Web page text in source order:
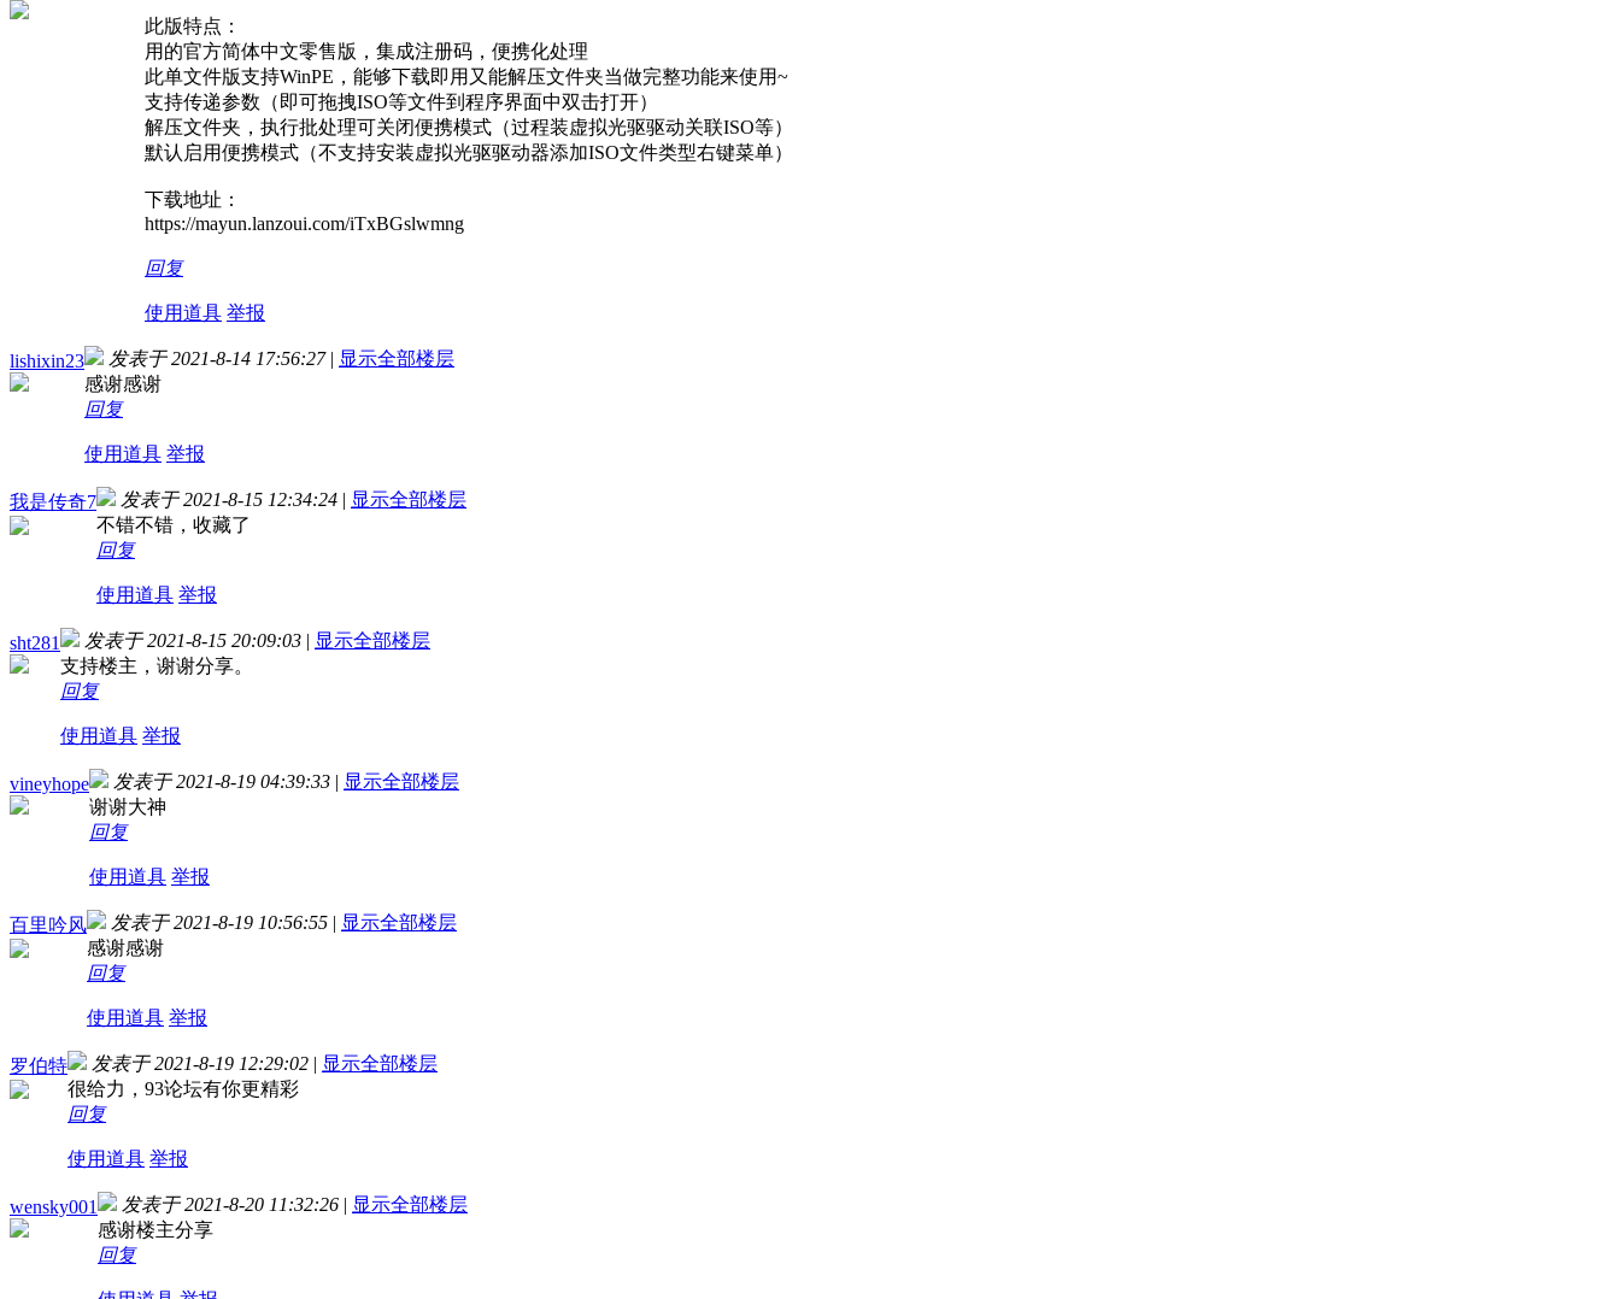
此版特点：
用的官方简体中文零售版，集成注册码，便携化处理
此单文件版支持WinPE，能够下载即用又能解压文件夹当做完整功能来使用~
支持传递参数（即可拖拽ISO等文件到程序界面中双击打开）
解压文件夹，执行批处理可关闭便携模式（过程装虚拟光驱驱动关联ISO等）
默认启用便携模式（不支持安装虚拟光驱驱动器添加ISO文件类型右键菜单）
下载地址：
https://mayun.lanzoui.com/iTxBGslwmng
回复
使用道具 举报
lishixin23 发表于 2021-8-14 17:56:27 | 显示全部楼层
感谢感谢
回复
使用道具 举报
我是传奇7 发表于 2021-8-15 12:34:24 | 显示全部楼层
不错不错，收藏了
回复
使用道具 举报
sht281 发表于 2021-8-15 20:09:03 | 显示全部楼层
支持楼主，谢谢分享。
回复
使用道具 举报
vineyhope 发表于 2021-8-19 04:39:33 | 显示全部楼层
谢谢大神
回复
使用道具 举报
百里吟风 发表于 2021-8-19 10:56:55 | 显示全部楼层
感谢感谢
回复
使用道具 举报
罗伯特 发表于 2021-8-19 12:29:02 | 显示全部楼层
很给力，93论坛有你更精彩
回复
使用道具 举报
wensky001 发表于 2021-8-20 11:32:26 | 显示全部楼层
感谢楼主分享
回复